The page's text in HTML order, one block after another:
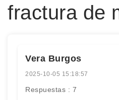
fractura de
Vera Burgos
2025-10-05 15:18:57
Respuestas : 7